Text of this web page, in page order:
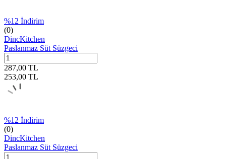
%12 İndirim
(0)
DincKitchen
Paslanmaz Süt Süzgeci
287,00 TL
253,00 TL
%12 İndirim
(0)
DincKitchen
Paslanmaz Süt Süzgeci